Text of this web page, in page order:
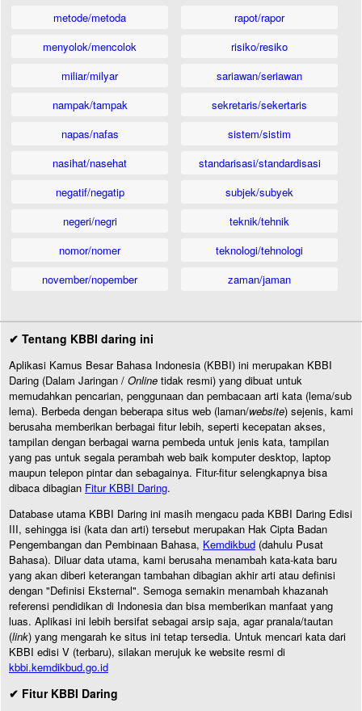
metode/metoda
menyolok/mencolok
miliar/milyar
nampak/tampak
napas/nafas
nasihat/nasehat
negatif/negatip
negeri/negri
nomor/nomer
november/nopember
rapot/rapor
risiko/resiko
sariawan/seriawan
sekretaris/sekertaris
sistem/sistim
standarisasi/standardisasi
subjek/subyek
teknik/tehnik
teknologi/tehnologi
zaman/jaman
✔ Tentang KBBI daring ini
Aplikasi Kamus Besar Bahasa Indonesia (KBBI) ini merupakan KBBI
Daring (Dalam Jaringan / Online tidak resmi) yang dibuat untuk
memudahkan pencarian, penggunaan dan pembacaan arti kata (lema/sub
lema). Berbeda dengan beberapa situs web (laman/website) sejenis, kami
berusaha memberikan berbagai fitur lebih, seperti kecepatan akses,
tampilan dengan berbagai warna pembeda untuk jenis kata, tampilan
yang pas untuk segala perambah web baik komputer desktop, laptop
maupun telepon pintar dan sebagainya. Fitur-fitur selengkapnya bisa
dibaca dibagian Fitur KBBI Daring.
Database utama KBBI Daring ini masih mengacu pada KBBI Daring Edisi
III, sehingga isi (kata dan arti) tersebut merupakan Hak Cipta Badan
Pengembangan dan Pembinaan Bahasa, Kemdikbud (dahulu Pusat
Bahasa). Diluar data utama, kami berusaha menambah kata-kata baru
yang akan diberi keterangan tambahan dibagian akhir arti atau definisi
dengan "Definisi Eksternal". Semoga semakin menambah khazanah
referensi pendidikan di Indonesia dan bisa memberikan manfaat yang
luas. Aplikasi ini lebih bersifat sebagai arsip saja, agar pranala/tautan
(link) yang mengarah ke situs ini tetap tersedia. Untuk mencari kata dari
KBBI edisi V (terbaru), silakan merujuk ke website resmi di
kbbi.kemdikbud.go.id
✔ Fitur KBBI Daring